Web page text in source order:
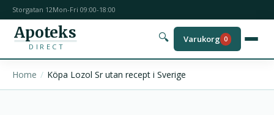
Storgatan 12Mon-Fri 09:00-18:00
Apoteks
DIRECT
🔍 Varukorg 0
Home Köpa Lozol Sr utan recept i Sverige